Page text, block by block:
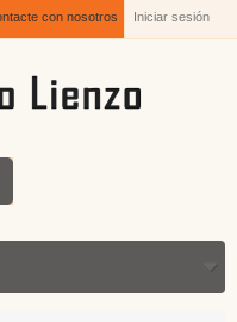
Iniciar sesión
con nosotros